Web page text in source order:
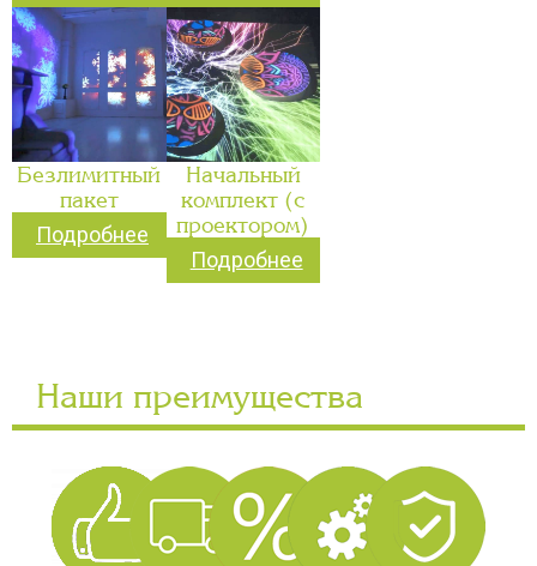
Безлимитный
пакет
Подробнее
Начальный
комплект (с
проектором)
Подробнее
Наши преимущества